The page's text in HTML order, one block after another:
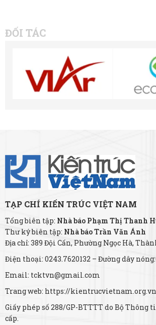
ĐỐI TÁC
TẠP CHÍ KIẾN TRÚC VIỆT NAM
Tổng biên tập: Nhà báo Phạm Thị Thanh
Thư ký biên tập: Nhà báo Trần Văn Ánh
Địa chỉ: 389 Đội Cấn, Phường Ngọc Hà,
Điện thoại: 0243.7620132 – Đường dây nóng:
Email: tcktvn@gmail.com
Trang web: https://kientrucvietnam.org.vn
Giấy phép số 288/GP-BTTTT do Bộ Thông
cấp.